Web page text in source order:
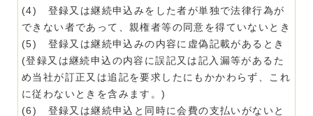
(4) 登録又は継続申込みをした者が単独で法律行為が
できない者であって、親権者等の同意を得ていないとき
(5) 登録又は継続申込みの内容に虚偽記載があるとき
(登録又は継続申込の内容に誤記又は記入漏等があるた
め当社が訂正又は追記を要求したにもかかわらず、これ
に従わないときを含みます。)
(6) 登録又は継続申込と同時に会費の支払いがないと